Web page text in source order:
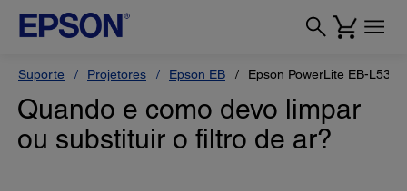
Suporte Projetores Epson EB Epson PowerLite EB-L530U
Quando e como devo limpar
ou substituir o filtro de ar?